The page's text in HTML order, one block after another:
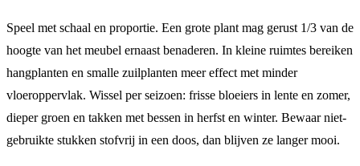
Speel met schaal en proportie. Een grote plant mag gerust 1/3 van de
hoogte van het meubel ernaast benaderen. In kleine ruimtes bereiken
hangplanten en smalle zuilplanten meer effect met minder
vloeroppervlak. Wissel per seizoen: frisse bloeiers in lente en zomer,
dieper groen en takken met bessen in herfst en winter. Bewaar niet-
gebruikte stukken stofvrij in een doos, dan blijven ze langer mooi.